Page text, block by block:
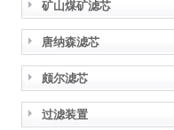
矿山煤矿滤芯
唐纳森滤芯
颇尔滤芯
过滤装置